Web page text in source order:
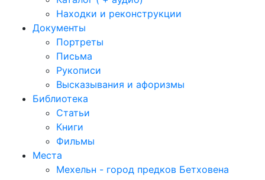
Находки и реконструкции
Документы
Портреты
Письма
Рукописи
Высказывания и афоризмы
Библиотека
Статьи
Книги
Фильмы
Места
Мехельн - город предков Бетховена